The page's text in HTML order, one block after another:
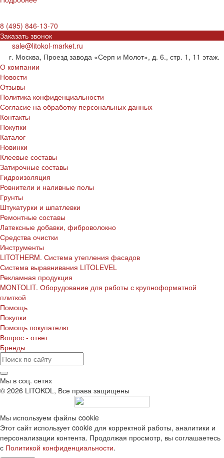
8 (495) 846-13-70
Заказать звонок
sale@litokol-market.ru
г. Москва, Проезд завода «Серп и Молот», д. 6., стр. 1, 11 этаж.
О компании
Новости
Отзывы
Политика конфиденциальности
Согласие на обработку персональных данныx
Контакты
Покупки
Каталог
Новинки
Клеевые составы
Затирочные составы
Гидроизоляция
Ровнители и наливные полы
Грунты
Штукатурки и шпатлевки
Ремонтные составы
Латексные добавки, фиброволокно
Средства очистки
Инструменты
LITOTHERM. Система утепления фасадов
Система выравнивания LITOLEVEL
Рекламная продукция
MONTOLIT. Оборудование для работы с крупноформатной
плиткой
Помощь
Покупки
Помощь покупателю
Вопрос - ответ
Бренды
Мы в соц. сетях
© 2026 LITOKOL, Все права защищены
Мы используем файлы cookie
Этот сайт использует cookie для корректной работы, аналитики и
персонализации контента. Продолжая просмотр, вы соглашаетесь
с Политикой конфиденциальности.